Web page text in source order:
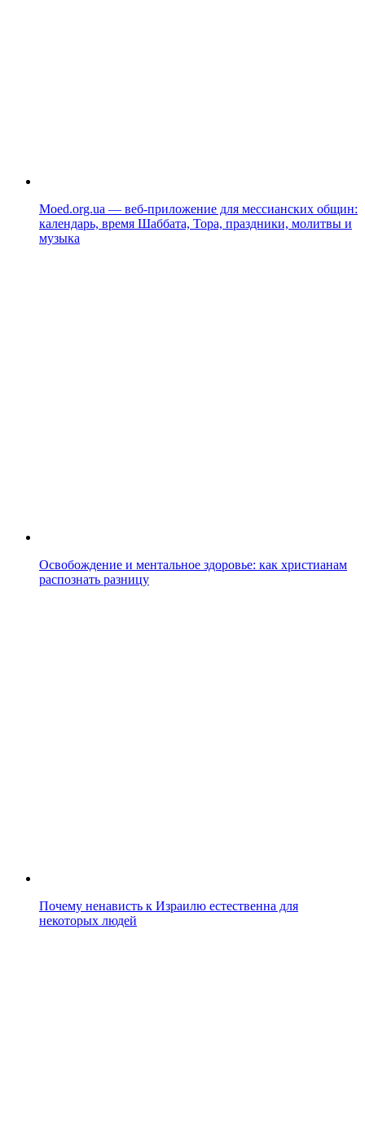
Moed.org.ua — веб-приложение для мессианских общин:
календарь, время Шаббата, Тора, праздники, молитвы и
музыка
Освобождение и ментальное здоровье: как христианам
распознать разницу
Почему ненависть к Израилю естественна для
некоторых людей